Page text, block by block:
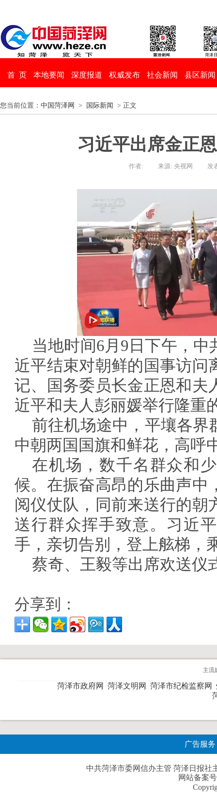
首 页 本地要闻 深度报道 权威发布 社会新闻 县区新闻
您当前位置： 中国菏泽网 > 国际新闻 > 正文
习近平出席金正
作者: 来源: 央视网 发
当地时间6月9日下午，
近平结束对朝鲜的国事访问
记、国务委员长金正恩和夫
近平和夫人彭丽媛举行隆重
前往机场途中，平壤各界
中朝两国国旗和鲜花，高呼
在机场，数千名群众和
候。在振奋高昂的乐曲声中
阅仪仗队，同前来送行的朝
送行群众挥手致意。习近
手，亲切告别，登上舷梯，
蔡奇、王毅等出席欢送仪
分享到：
主流
菏泽市政府网 菏泽文明网 菏泽市纪检监察网
广告服务
中共菏泽市委网信办主管 菏泽日报社
网站备案